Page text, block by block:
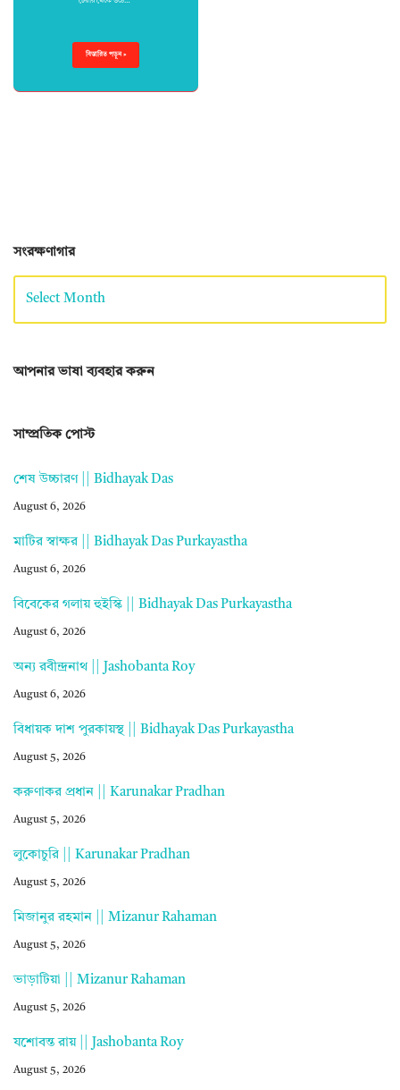
বিস্তারিত পড়ুন »
সংরক্ষণাগার
আপনার ভাষা ব্যবহার করুন
সাম্প্রতিক পোস্ট
শেষ উচ্চারণ || Bidhayak Das
August 6, 2026
মাটির স্বাক্ষর || Bidhayak Das Purkayastha
August 6, 2026
বিবেকের গলায় হুইস্কি || Bidhayak Das Purkayastha
August 6, 2026
অন্য রবীন্দ্রনাথ || Jashobanta Roy
August 6, 2026
বিধায়ক দাশ পুরকায়স্থ || Bidhayak Das Purkayastha
August 5, 2026
করুণাকর প্রধান || Karunakar Pradhan
August 5, 2026
লুকোচুরি || Karunakar Pradhan
August 5, 2026
মিজানুর রহমান || Mizanur Rahaman
August 5, 2026
ভাড়াটিয়া || Mizanur Rahaman
August 5, 2026
যশোবন্ত রায় || Jashobanta Roy
August 5, 2026